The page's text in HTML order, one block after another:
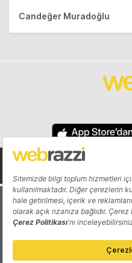
Candeğer Muradoğlu
Hakkında
Katkıda Bulun